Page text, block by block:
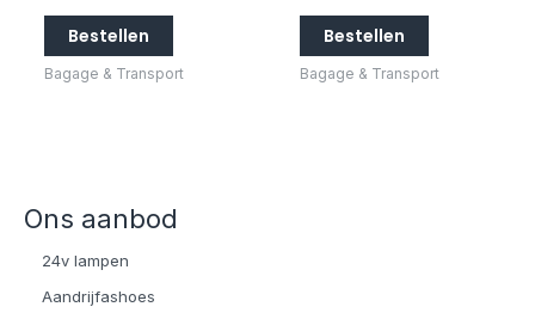
Ons aanbod
24v lampen
Aandrijfashoes
Bestellen
Bagage & Transport
Bestellen
Bagage & Transport